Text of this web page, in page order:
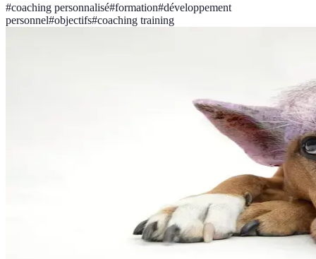
#coaching personnalisé#formation#développement
personnel#objectifs#coaching training